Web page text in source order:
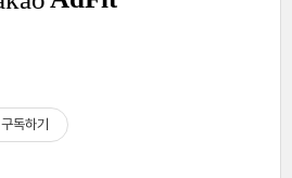
구독하기